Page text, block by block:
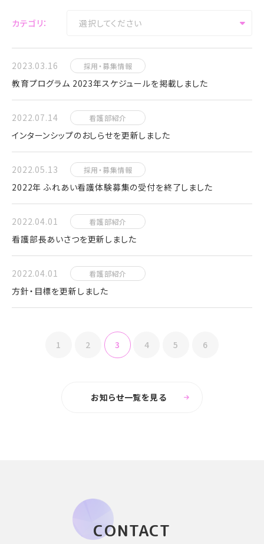
カテゴリ： 選択してください
2023.03.16 採用・募集情報
教育プログラム 2023年スケジュールを掲載しました
2022.07.14 看護部紹介
インターンシップのおしらせを更新しました
2022.05.13 採用・募集情報
2022年 ふれあい看護体験募集の受付を終了しました
2022.04.01 看護部紹介
看護部長あいさつを更新しました
2022.04.01 看護部紹介
方針・目標を更新しました
1 2 3 4 5 6
お知らせ一覧を見る
CONTACT